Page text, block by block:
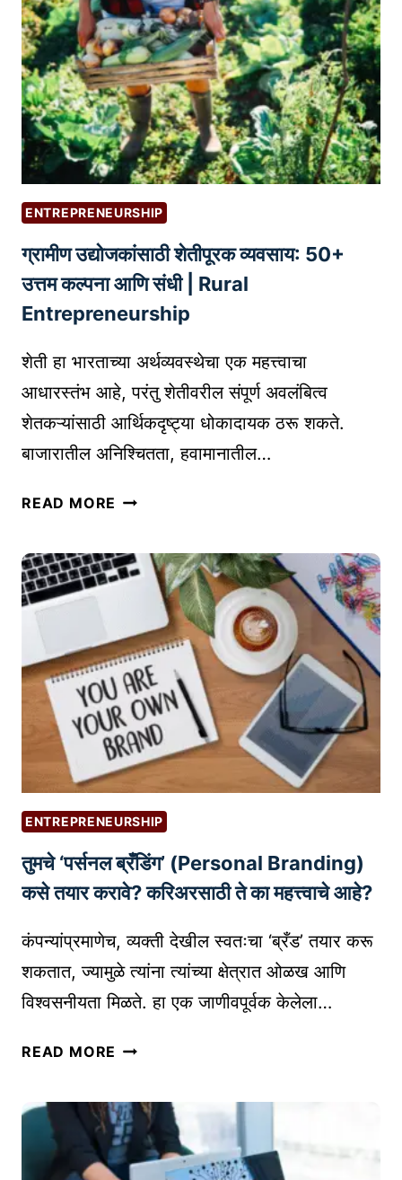
सा
या
सा
ठी
प्र
भा
वी
प्रे
स
रि
ली
ज
से
हा
वे
?
ENTREPRENEURSHIP
ग्रामीण उद्योजकांसाठी शेतीपूरक व्यवसाय: 50+
उत्तम कल्पना आणि संधी | Rural
Entrepreneurship
शेती हा भारताच्या अर्थव्यवस्थेचा एक महत्त्वाचा
आधारस्तंभ आहे, परंतु शेतीवरील संपूर्ण अवलंबित्व
शेतकऱ्यांसाठी आर्थिकदृष्ट्या धोकादायक ठरू शकते.
बाजारातील अनिश्चितता, हवामानातील…
READ MORE ग्रा
उ
कां
सा
ठी
शे
ती
पू
र
क
व्य
व
सा
:
5
0
+
त्त
क
ल्प
ना
ENTREPRENEURSHIP
तुमचे ‘पर्सनल ब्रँडिंग’ (Personal Branding)
कसे तयार करावे? करिअरसाठी ते का महत्त्वाचे आहे?
कंपन्यांप्रमाणेच, व्यक्ती देखील स्वतःचा ‘ब्रँड’ तयार करू
शकतात, ज्यामुळे त्यांना त्यांच्या क्षेत्रात ओळख आणि
विश्वसनीयता मिळते. हा एक जाणीवपूर्वक केलेला…
READ MORE तु
‘
प
र्स